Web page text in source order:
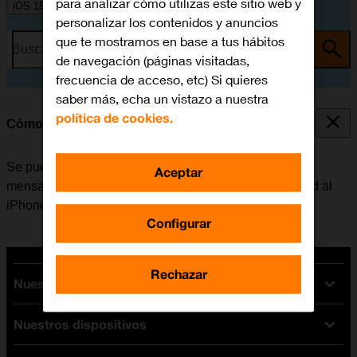
iOS 18
Busca por problema o tema
Cómo transferir contenido de un móvil Android
Se puede transferir contenido, por ejemplo, contactos,
mensajes, archivos de música, etc. de un móvil Android al
iPhone.
Nuestras tarifas
Tarifas Orange
Tarifas fibra y móvil
Nuestros dispositivos
personalizar los contenidos y anuncios
que te mostramos en base a tus hábitos
de navegación (páginas visitadas,
frecuencia de acceso, etc) Si quieres
saber más, echa un vistazo a nuestra
política de cookies.
Configurar
Rechazar
Aceptar